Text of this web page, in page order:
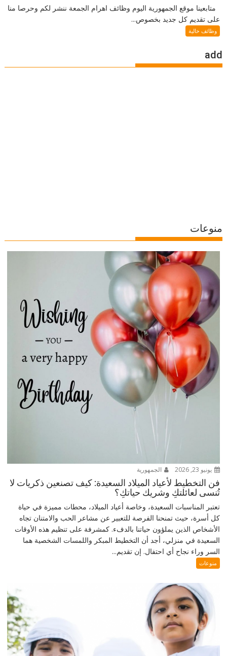
متابعينا موقع الجمهورية اليوم وظائف اهرام الجمعة ننشر لكم وحرصا منا
على تقديم كل جديد بخصوص...
وظائف خالية
add
منوعات
يونيو 23, 2026 الجمهورية
فن التخطيط لأعياد الميلاد السعيدة: كيف تصنعين ذكريات لا
تُنسى لعائلتكِ وشريك حياتكِ؟
تعتبر المناسبات السعيدة، وخاصة أعياد الميلاد، محطات مميزة في حياة
كل أسرة، حيث تمنحنا الفرصة للتعبير عن مشاعر الحب والامتنان تجاه
الأشخاص الذين يملؤون حياتنا بالدفء. كمشرفة على تنظيم هذه الأوقات
السعيدة في منزلي، أجد أن التخطيط المبكر واللمسات الشخصية هما
السر وراء نجاح أي احتفال. إن تقديم...
منوعات